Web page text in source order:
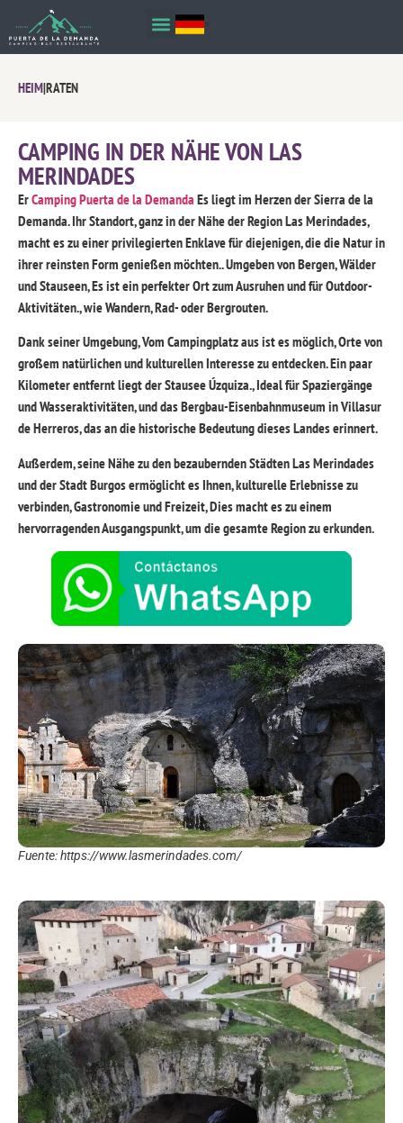
HEIM|RATEN
CAMPING IN DER NÄHE VON LAS
MERINDADES
ErCamping Puerta de la Demanda Es liegt im Herzen der Sierra de la
Demanda. Ihr Standort,ganz in der Nähe der Region Las Merindades,
macht es zu einer privilegierten Enklave für diejenigen, die die Natur in
ihrer reinsten Form genießen möchten.. Umgeben von Bergen, Wälder
und Stauseen, Es ist ein perfekter Ort zum Ausruhen und für Outdoor-
Aktivitäten., wie Wandern, Rad- oder Bergrouten.
Dank seiner Umgebung, Vom Campingplatz aus ist es möglich, Orte von
großem natürlichen und kulturellen Interesse zu entdecken. Ein paar
Kilometer entfernt liegt der Stausee Úzquiza., Ideal für Spaziergänge
und Wasseraktivitäten, und das Bergbau-Eisenbahnmuseum in Villasur
de Herreros, das an die historische Bedeutung dieses Landes erinnert.
Außerdem, seine Nähe zu den bezaubernden Städten Las Merindades
und der Stadt Burgosermöglicht es Ihnen, kulturelle Erlebnisse zu
verbinden, Gastronomie und Freizeit, Dies macht es zu einem
hervorragenden Ausgangspunkt, um die gesamte Region zu erkunden.
Fuente: https://www.lasmerindades.com/